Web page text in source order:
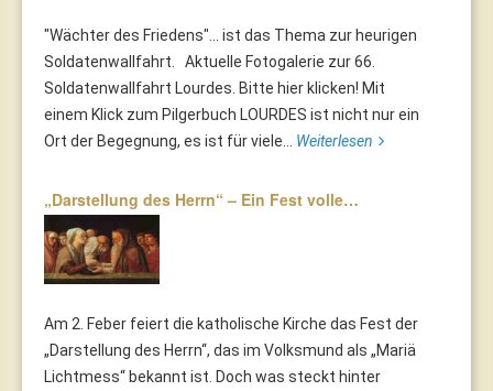
"Wächter des Friedens"... ist das Thema zur heurigen
Soldatenwallfahrt. Aktuelle Fotogalerie zur 66.
Soldatenwallfahrt Lourdes. Bitte hier klicken! Mit
einem Klick zum Pilgerbuch LOURDES ist nicht nur ein
Ort der Begegnung, es ist für viele... Weiterlesen
„Darstellung des Herrn“ – Ein Fest volle…
Am 2. Feber feiert die katholische Kirche das Fest der
„Darstellung des Herrn“, das im Volksmund als „Mariä
Lichtmess“ bekannt ist. Doch was steckt hinter